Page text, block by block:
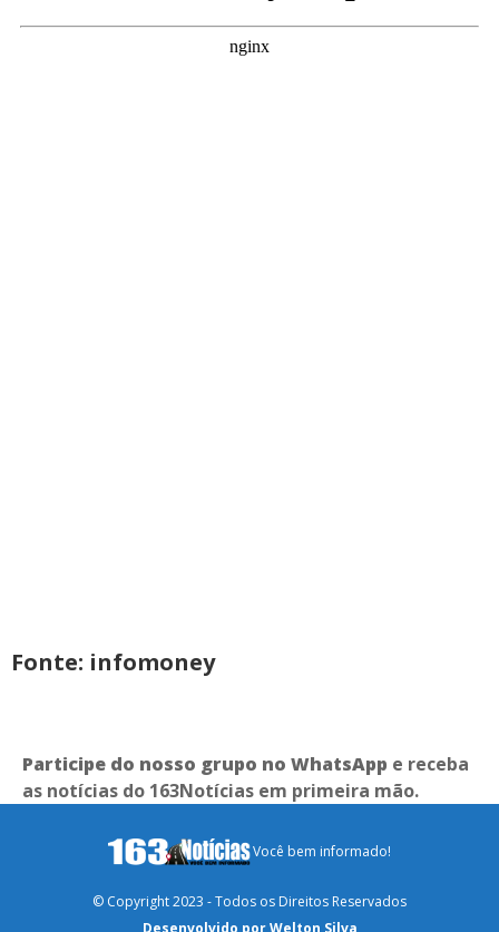
Fonte: infomoney
Participe do nosso grupo no WhatsApp e receba
as notícias do 163Notícias em primeira mão.
Você bem informado!
© Copyright 2023 - Todos os Direitos Reservados